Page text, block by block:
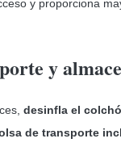
y proporciona
y
desinfla el
de transporte